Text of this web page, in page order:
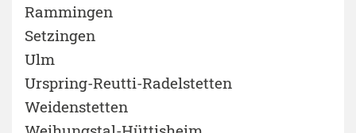
Rammingen
Setzingen
Ulm
Urspring-Reutti-Radelstetten
Weidenstetten